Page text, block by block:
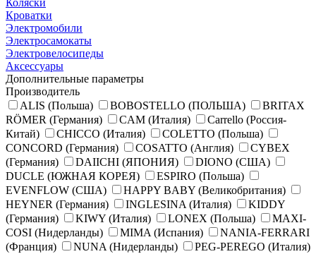
Коляски
Кроватки
Электромобили
Электросамокаты
Электровелосипеды
Аксессуары
Дополнительные параметры
Производитель
ALIS (Польша)
BOBOSTELLO (ПОЛЬША)
BRITAX
RÖMER (Германия)
CAM (Италия)
Carrello (Россия-
Китай)
CHICCO (Италия)
COLETTO (Польша)
CONCORD (Германия)
COSATTO (Англия)
CYBEX
(Германия)
DAIICHI (ЯПОНИЯ)
DIONO (США)
DUCLE (ЮЖНАЯ КОРЕЯ)
ESPIRO (Польша)
EVENFLOW (США)
HAPPY BABY (Великобритания)
HEYNER (Германия)
INGLESINA (Италия)
KIDDY
(Германия)
KIWY (Италия) LONEX (Польша)
MAXI-
COSI (Нидерланды)
MIMA (Испания)
NANIA-FERRARI
(Франция)
NUNA (Нидерланды)
PEG-PEREGO (Италия)